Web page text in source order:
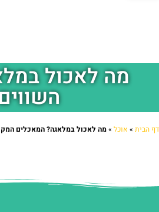
מה לאכול
דף הבית » אוכל »מה לאכול במלאגה? המאכלים